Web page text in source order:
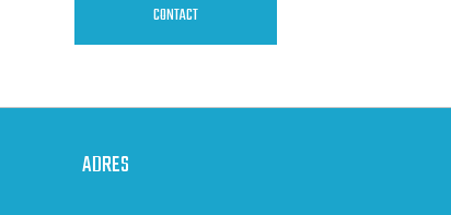
CONTACT
ADRES